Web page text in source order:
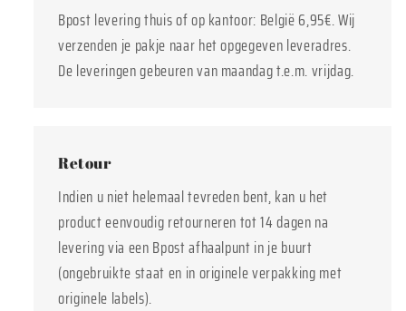
Bpost levering thuis of op kantoor: België 6,95€. Wij
verzenden je pakje naar het opgegeven leveradres.
De leveringen gebeuren van maandag t.e.m. vrijdag.
Retour
Indien u niet helemaal tevreden bent, kan u het
product eenvoudig retourneren tot 14 dagen na
levering via een Bpost afhaalpunt in je buurt
(ongebruikte staat en in originele verpakking met
originele labels).